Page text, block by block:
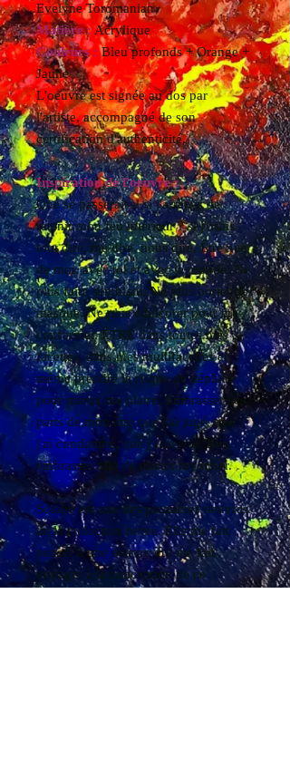
Evelyne Toromanian
Matière :Acrylique
Couleurs :Bleu profonds + Orange +
Jaune
L'oeuvre est signée au dos par
l'artiste, accompagné de son
certification d'authenticité.
Inspiration de l'oeuvre :
Que se passerait-il si j'arrêtais de
retenir mon feu intérieur ? si j'osais
tout dire, me dire, nous dire. Être nue
de moi, avec toi et avec le monde. Ne
plus faire semblant. Ne plus porter de
masque. Ne plus édulcorer pour me
conformer. ÊTRE dans toutes mes
facettes, dans mes multifacettes et
même prendre le risque de déplaire
pour mieux me plaire. Embrasser ces
parts de mon être que j'ai jugé, que
j'ai condamné, que j'ai rejeté. Tout
embrasser afin de mieux rayonner.
Solaire est une des premières oeuvres
de la collection home. Elle me fait
penser à une oeuvre qui me fait
voyager à la conception de ce